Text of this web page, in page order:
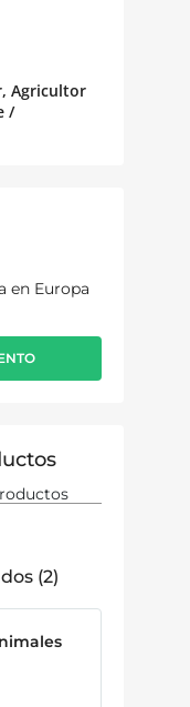
Agricultor
/
en Europa
2